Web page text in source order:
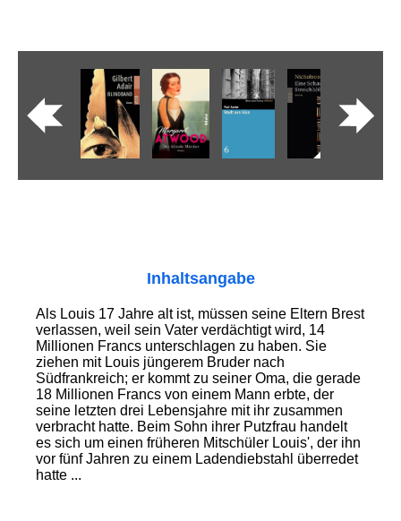
Inhaltsangabe
Als Louis 17 Jahre alt ist, müssen seine Eltern Brest
verlassen, weil sein Vater verdächtigt wird, 14
Millionen Francs unterschlagen zu haben. Sie
ziehen mit Louis jüngerem Bruder nach
Südfrankreich; er kommt zu seiner Oma, die gerade
18 Millionen Francs von einem Mann erbte, der
seine letzten drei Lebensjahre mit ihr zusammen
verbracht hatte. Beim Sohn ihrer Putzfrau handelt
es sich um einen früheren Mitschüler Louis', der ihn
vor fünf Jahren zu einem Ladendiebstahl überredet
hatte ...